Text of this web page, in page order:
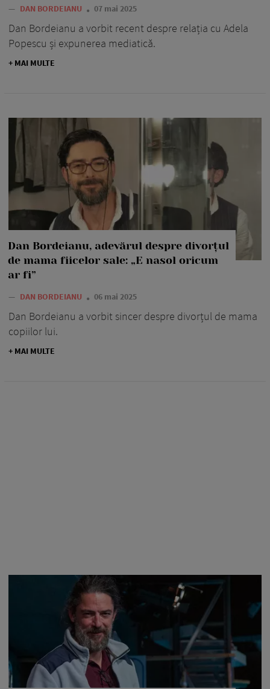
— DAN BORDEIANU 07 mai 2025
Dan Bordeianu a vorbit recent despre relația cu Adela
Popescu și expunerea mediatică.
+ MAI MULTE
Dan Bordeianu, adevărul despre divorțul
de mama fiicelor sale: „E nasol oricum
ar fi”
— DAN BORDEIANU 06 mai 2025
Dan Bordeianu a vorbit sincer despre divorțul de mama
copiilor lui.
+ MAI MULTE